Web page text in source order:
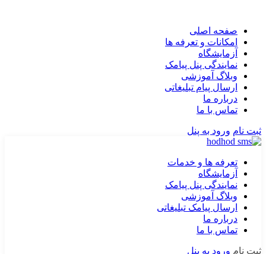
صفحه اصلی
امکانات و تعرفه ها
آزمایشگاه
نمایندگی پنل پیامک
وبلاگ آموزشی
ارسال پیام تبلیغاتی
درباره ما
تماس با ما
ثبت نام ورود به پنل
تعرفه ها و خدمات
آزمایشگاه
نمایندگی پنل پیامک
وبلاگ آموزشی
ارسال پیامک تبلیغاتی
درباره ما
تماس با ما
ثبت نام ورود به پنل